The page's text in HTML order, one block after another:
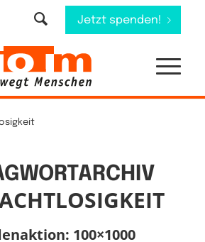
Jetzt spenden!
100×1000